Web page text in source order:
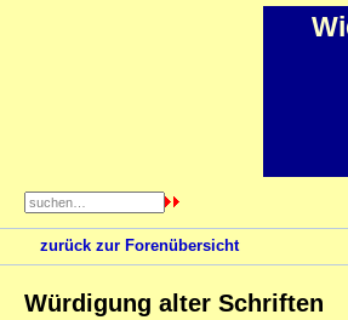
zurück zur Forenübersicht
Würdigung alter Schriften